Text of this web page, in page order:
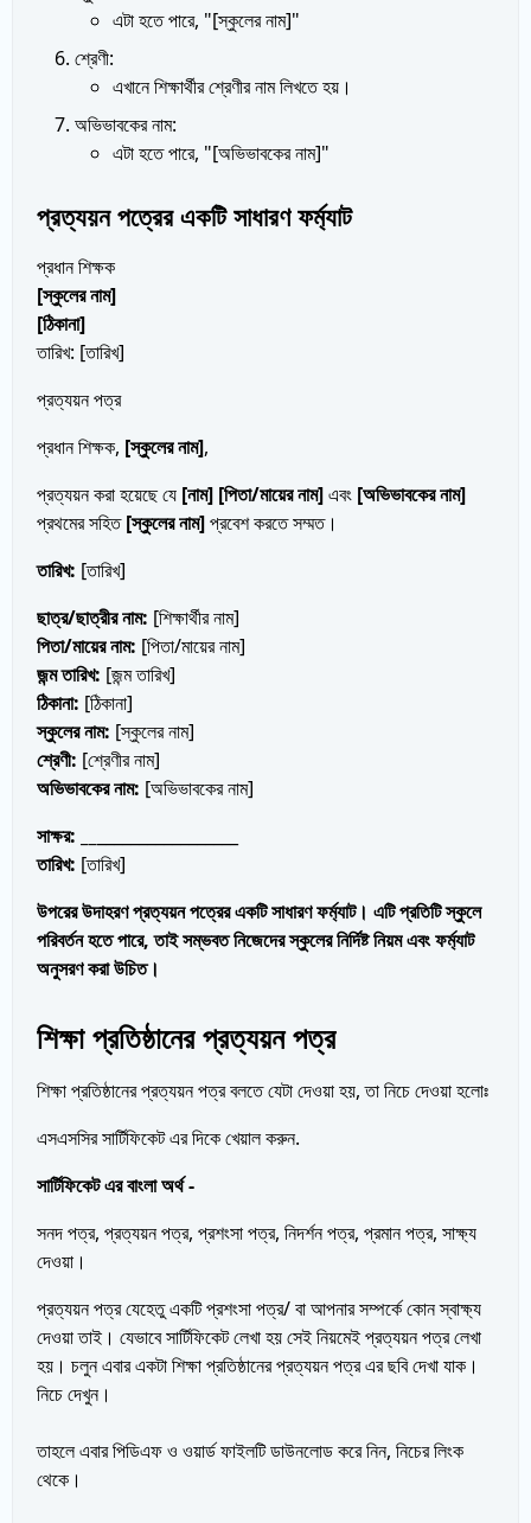
এটা হতে পারে, "[স্কুলের নাম]"
শ্রেণী:
এখানে শিক্ষার্থীর শ্রেণীর নাম লিখতে হয়।
অভিভাবকের নাম:
এটা হতে পারে, "[অভিভাবকের নাম]"
প্রত্যয়ন পত্রের একটি সাধারণ ফর্ম্যাট
প্রধান শিক্ষক
[স্কুলের নাম]
[ঠিকানা]
তারিখ: [তারিখ]
প্রত্যয়ন পত্র
প্রধান শিক্ষক, [স্কুলের নাম],
প্রত্যয়ন করা হয়েছে যে [নাম] [পিতা/মায়ের নাম]এবং [অভিভাবকের নাম]
প্রথমের সহিত[স্কুলের নাম]প্রবেশ করতে সম্মত।
তারিখ: [তারিখ]
ছাত্র/ছাত্রীর নাম: [শিক্ষার্থীর নাম]
পিতা/মায়ের নাম: [পিতা/মায়ের নাম]
জন্ম তারিখ: [জন্ম তারিখ]
ঠিকানা: [ঠিকানা]
স্কুলের নাম: [স্কুলের নাম]
শ্রেণী: [শ্রেণীর নাম]
অভিভাবকের নাম: [অভিভাবকের নাম]
সাক্ষর: __
তারিখ: [তারিখ]
উপরের উদাহরণ প্রত্যয়ন পত্রের একটি সাধারণ ফর্ম্যাট। এটি প্রতিটি স্কুলে
পরিবর্তন হতে পারে, তাই সম্ভবত নিজেদের স্কুলের নির্দিষ্ট নিয়ম এবং ফর্ম্যাট
অনুসরণ করা উচিত।
শিক্ষা প্রতিষ্ঠানের প্রত্যয়ন পত্র
শিক্ষা প্রতিষ্ঠানের প্রত্যয়ন পত্র বলতে যেটা দেওয়া হয়, তা নিচে দেওয়া হলোঃ
এসএসসির সার্টিফিকেট এর দিকে খেয়াল করুন.
সার্টিফিকেট এর বাংলা অর্থ -
সনদ পত্র, প্রত্যয়ন পত্র, প্রশংসা পত্র, নিদর্শন পত্র, প্রমান পত্র, সাক্ষ্য
দেওয়া।
প্রত্যয়ন পত্র যেহেতু একটি প্রশংসা পত্র/ বা আপনার সম্পর্কে কোন স্বাক্ষ্য
দেওয়া তাই। যেভাবে সার্টিফিকেট লেখা হয় সেই নিয়মেই প্রত্যয়ন পত্র লেখা
হয়। চলুন এবার একটা শিক্ষা প্রতিষ্ঠানের প্রত্যয়ন পত্র এর ছবি দেখা যাক।
নিচে দেখুন।
তাহলে এবার পিডিএফ ও ওয়ার্ড ফাইলটি ডাউনলোড করে নিন, নিচের লিংক
থেকে।